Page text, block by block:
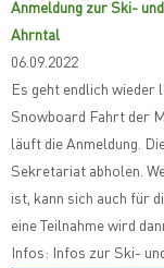
Anmeldung zur Ski-
Ahrntal
06.09.2022
Es geht endlich wieder
Snowboard Fahrt der
läuft die Anmeldung.
Sekretariat abholen.
ist, kann sich auch für
eine Teilnahme wird
Infos: Infos zur Ski-